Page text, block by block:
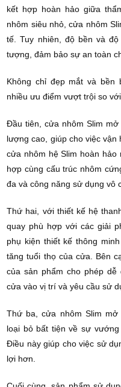
kết hợp hoàn hảo giữa
nhôm siêu nhỏ, cửa nhôm
tế. Tuy nhiên, độ bền và
tượng, đảm bảo sự an toàn
Không chỉ đẹp mắt và bền
nhiều ưu điểm vượt trội so
Đầu tiên, cửa nhôm Slim
lượng cao, giúp cho việc
cửa nhôm hệ Slim hoàn
hợp cùng cấu trúc nhôm
đa và công năng sử dụng vô
Thứ hai, với thiết kế hệ
quay phù hợp với các giải
phụ kiện thiết kế thông
tăng tuổi thọ của cửa. Bên
của sản phẩm cho phép
cửa vào vị trí và yêu cầu sử
Thứ ba, cửa nhôm Slim
loại bỏ bất tiện về sự
Điều này giúp cho việc sử
lợi hơn.